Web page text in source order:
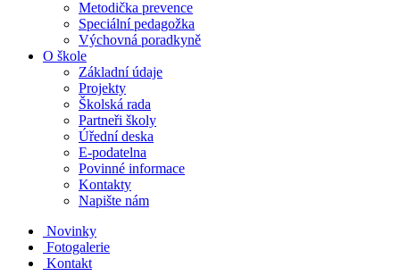
Metodička prevence
Speciální pedagožka
Výchovná poradkyně
O škole
Základní údaje
Projekty
Školská rada
Partneři školy
Úřední deska
E-podatelna
Povinné informace
Kontakty
Napište nám
Novinky
Fotogalerie
Kontakt